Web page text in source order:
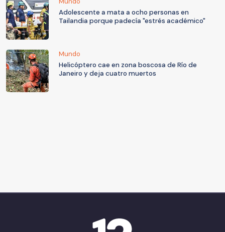
Adolescente a mata a ocho personas en
Tailandia porque padecía "estrés académico"
Mundo
Helicóptero cae en zona boscosa de Río de
Janeiro y deja cuatro muertos